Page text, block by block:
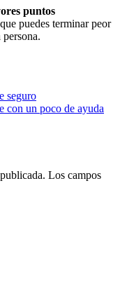
puntos
puedes terminar peor
seguro
con un poco de ayuda
Los campos